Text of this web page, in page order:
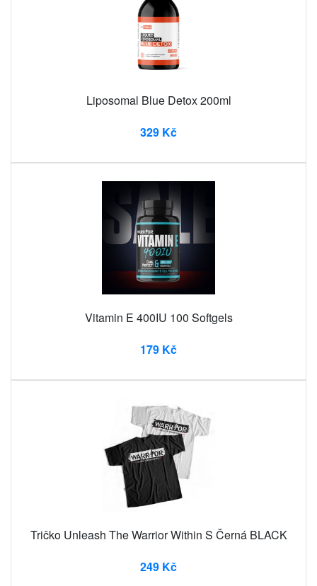
Liposomal Blue Detox 200ml
329 Kč
Vitamin E 400IU 100 Softgels
179 Kč
Tričko Unleash The Warrior Within S Černá BLACK
249 Kč